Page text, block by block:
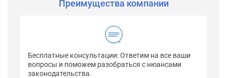
Преимущества компании
Бесплатные консультации: Ответим на все ваши
вопросы и поможем разобраться с нюансами
законодательства.